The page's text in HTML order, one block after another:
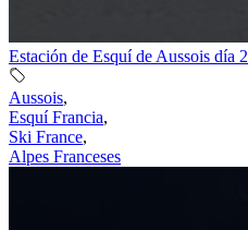
Estación de Esquí de Aussois día 2
Aussois,
Esquí Francia,
Ski France,
Alpes Franceses